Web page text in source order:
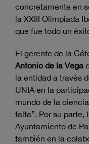
concretamente en
la XXIII Olimpiada
que fue todo un
El gerente de la
Antonio de la Vega
la entidad a través
UNIA en la
mundo de la
falta”. Por su
Ayuntamiento de
también en la